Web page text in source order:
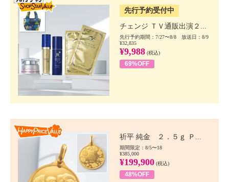
先行予約受付中
チェンジ ＴＶ通販出演２...
先行予約期間：7/27〜8/8 放送日：8/9
¥32,835
¥9,988 (税込)
69%OFF
祈平 純金 ２．５ｇ Ｐ...
期間限定：8/5〜18
¥385,000
¥199,900 (税込)
48%OFF